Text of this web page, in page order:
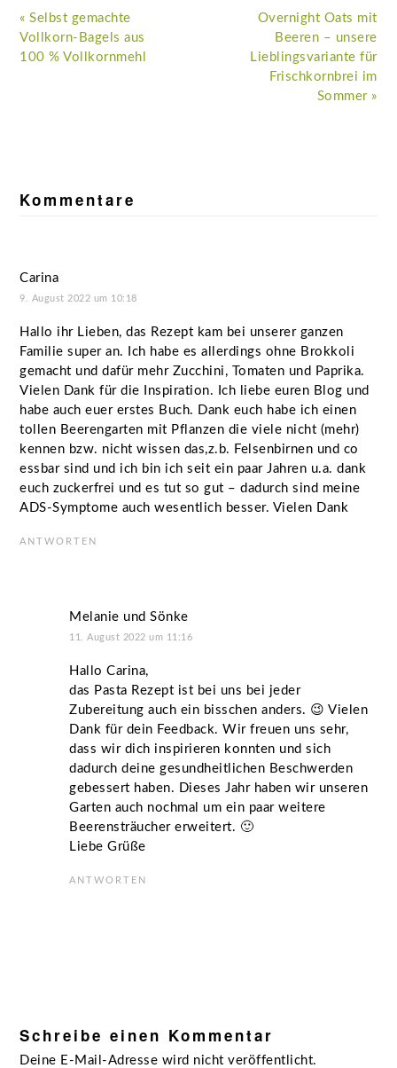
Vorheriger
Beitrag:
« Selbst gemachte
Vollkorn-Bagels aus
100 % Vollkornmehl
Nächster
Beitrag:
Overnight Oats mit
Beeren – unsere
Lieblingsvariante für
Frischkornbrei im
Sommer »
Kommentare
Carina
9. August 2022 um 10:18
Hallo ihr Lieben, das Rezept kam bei unserer ganzen
Familie super an. Ich habe es allerdings ohne Brokkoli
gemacht und dafür mehr Zucchini, Tomaten und Paprika.
Vielen Dank für die Inspiration. Ich liebe euren Blog und
habe auch euer erstes Buch. Dank euch habe ich einen
tollen Beerengarten mit Pflanzen die viele nicht (mehr)
kennen bzw. nicht wissen das,z.b. Felsenbirnen und co
essbar sind und ich bin ich seit ein paar Jahren u.a. dank
euch zuckerfrei und es tut so gut – dadurch sind meine
ADS-Symptome auch wesentlich besser. Vielen Dank
ANTWORTEN
Melanie und Sönke
11. August 2022 um 11:16
Hallo Carina,
das Pasta Rezept ist bei uns bei jeder
Zubereitung auch ein bisschen anders. 😉 Vielen
Dank für dein Feedback. Wir freuen uns sehr,
dass wir dich inspirieren konnten und sich
dadurch deine gesundheitlichen Beschwerden
gebessert haben. Dieses Jahr haben wir unseren
Garten auch nochmal um ein paar weitere
Beerensträucher erweitert. 🙂
Liebe Grüße
ANTWORTEN
Schreibe einen Kommentar
Deine E-Mail-Adresse wird nicht veröffentlicht.